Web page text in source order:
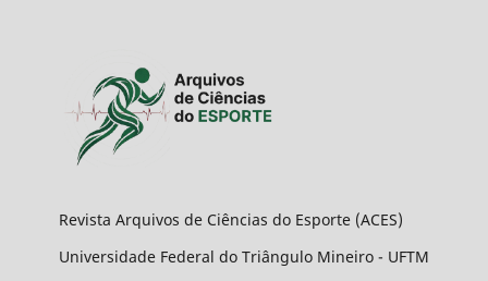
Revista Arquivos de Ciências do Esporte (ACES)
Universidade Federal do Triângulo Mineiro - UFTM